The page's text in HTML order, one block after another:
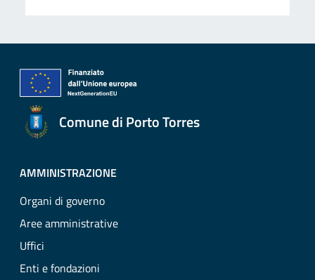
Comune di Porto Torres
AMMINISTRAZIONE
Organi di governo
Aree amministrative
Uffici
Enti e fondazioni